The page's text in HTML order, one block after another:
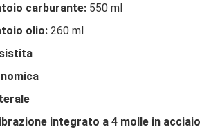
carburante: 550 ml
olio: 260 ml
integrato a 4 molle in acciaio